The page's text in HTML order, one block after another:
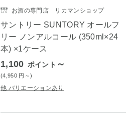
お酒の専門店 リカマンショップ
サントリー SUNTORY オールフ
リー ノンアルコール (350ml×24
本) ×1ケース
1,100 ポイント ～
(4,950 円 ～)
他 バリエーションあり